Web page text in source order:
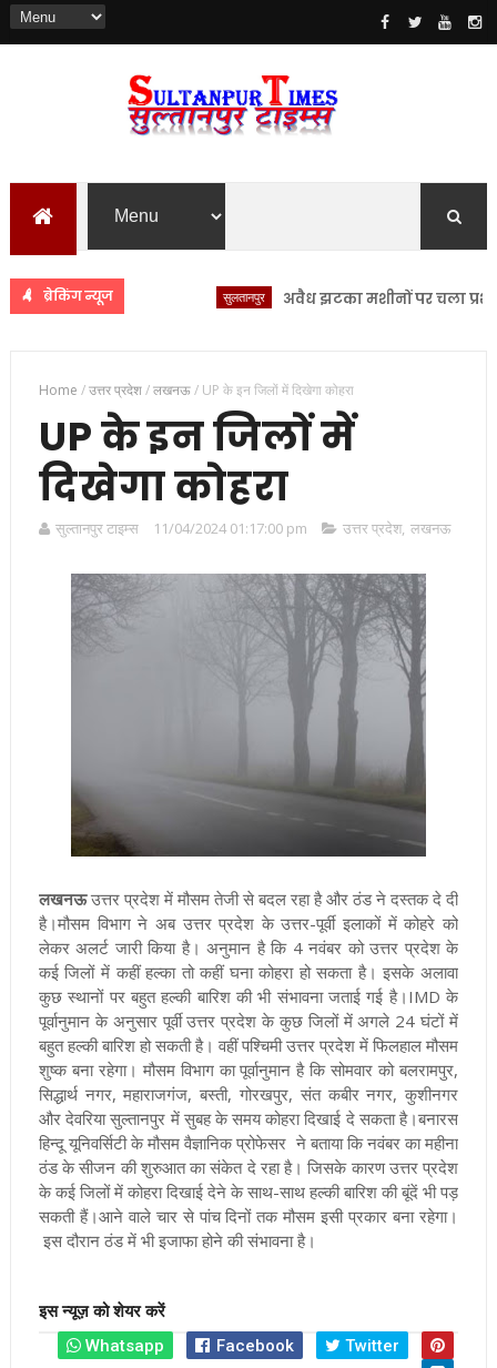
ब्रेकिंग न्यूज अवैध झटका मशीनों पर चला प्रशासन का
Home /उत्तर प्रदेश/लखनऊ/ UP के इन जिलों में दिखेगा कोहरा
UP के इन जिलों में
दिखेगा कोहरा
सुल्तानपुर टाइम्स 11/04/2024 01:17:00 pm उत्तर प्रदेश, लखनऊ
लखनऊउत्तर प्रदेश में मौसम तेजी से बदल रहा है और ठंड ने दस्तक दे दी
है।मौसम विभाग ने अब उत्तर प्रदेश के उत्तर-पूर्वी इलाकों में कोहरे को
लेकर अलर्ट जारी किया है। अनुमान है कि 4 नवंबर को उत्तर प्रदेश के
कई जिलों में कहीं हल्का तो कहीं घना कोहरा हो सकता है। इसके अलावा
कुछ स्थानों पर बहुत हल्की बारिश की भी संभावना जताई गई है।IMD के
पूर्वानुमान के अनुसार पूर्वी उत्तर प्रदेश के कुछ जिलों में अगले 24 घंटों में
बहुत हल्की बारिश हो सकती है। वहीं पश्चिमी उत्तर प्रदेश में फिलहाल मौसम
शुष्क बना रहेगा। मौसम विभाग का पूर्वानुमान है कि सोमवार को बलरामपुर,
सिद्धार्थ नगर, महाराजगंज, बस्ती, गोरखपुर, संत कबीर नगर, कुशीनगर
और देवरिया सुल्तानपुर में सुबह के समय कोहरा दिखाई दे सकता है।बनारस
हिन्दू यूनिवर्सिटी के मौसम वैज्ञानिक प्रोफेसर ने बताया कि नवंबर का महीना
ठंड के सीजन की शुरुआत का संकेत दे रहा है। जिसके कारण उत्तर प्रदेश
के कई जिलों में कोहरा दिखाई देने के साथ-साथ हल्की बारिश की बूंदें भी पड़
सकती हैं।आने वाले चार से पांच दिनों तक मौसम इसी प्रकार बना रहेगा।
इस दौरान ठंड में भी इजाफा होने की संभावना है।
इस न्यूज़ को शेयर करें
Whatsapp
Facebook Twitter